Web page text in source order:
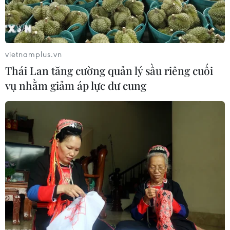
Thường trực Ban Bí thư Trần
Cẩm Tú tiếp Tổng Thư ký Đảng
CNDD-FDD Burundi
29/07/2026 08:24
Tăng cường quan hệ đoàn kết, hợp
tác song phương Việt Nam-Burundi
28/07/2026 14:17
Thảm sát tại Tây Bắc Nigeria khiến ít
nhất 30 người thiệt mạng
27/07/2026 22:54
vietnamplus.vn
Thái Lan tăng cường quản lý sầu riêng cuối
vụ nhằm giảm áp lực dư cung